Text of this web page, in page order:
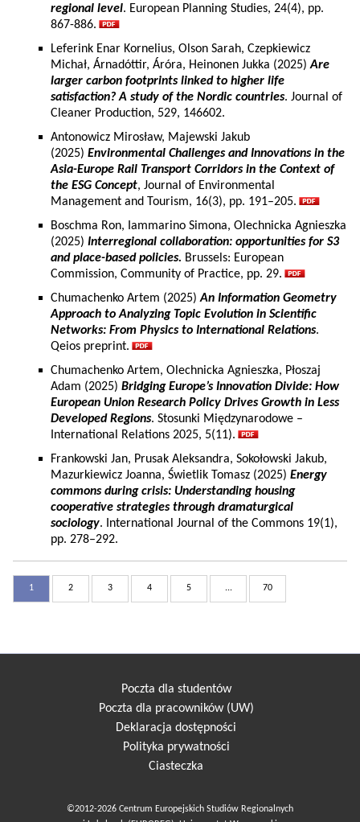
regional level. European Planning Studies, 24(4), pp.
867-886.
Leferink Enar Kornelius, Olson Sarah, Czepkiewicz
Michał, Árnadóttir, Áróra, Heinonen Jukka (2025)Are
larger carbon footprints linked to higher life
satisfaction? A study of the Nordic countries. Journal of
Cleaner Production, 529, 146602.
Antonowicz Mirosław, Majewski Jakub
(2025) Environmental Challenges and Innovations in the
Asia-Europe Rail Transport Corridors in the Context of
the ESG Concept, Journal of Environmental
Management and Tourism, 16(3), pp. 191–205.
Boschma Ron, Iammarino Simona, Olechnicka Agnieszka
(2025) Interregional collaboration: opportunities for S3
and place-based policies. Brussels: European
Commission, Community of Practice, pp. 29.
Chumachenko Artem (2025)An Information Geometry
Approach to Analyzing Topic Evolution in Scientific
Networks: From Physics to International Relations.
Qeios preprint.
Chumachenko Artem, Olechnicka Agnieszka, Płoszaj
Adam (2025) Bridging Europe’s Innovation Divide: How
European Union Research Policy Drives Growth in Less
Developed Regions. Stosunki Międzynarodowe –
International Relations 2025, 5(11).
Frankowski Jan, Prusak Aleksandra, Sokołowski Jakub,
Mazurkiewicz Joanna, Świetlik Tomasz (2025) Energy
commons during crisis: Understanding housing
cooperative strategies through dramaturgical
sociology. International Journal of the Commons 19(1),
pp. 278–292.
1 2 3 4 5 ... 70
Poczta dla studentów
Poczta dla pracowników (UW)
Deklaracja dostępności
Polityka prywatności
Ciasteczka
©2012-2026 Centrum Europejskich Studiów Regionalnych